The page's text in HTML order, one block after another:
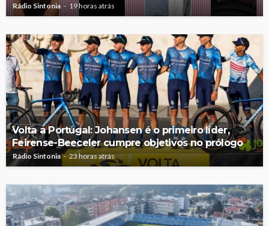
Rádio Sintonia 19 horas atrás
Volta a Portugal: Johansen é o primeiro líder,
Feirense-Beeceler cumpre objetivos no prólogo
Rádio Sintonia 23 horas atrás